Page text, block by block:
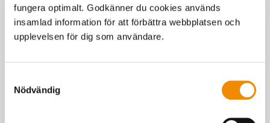
fungera optimalt. Godkänner du cookies används
insamlad information för att förbättra webbplatsen och
upplevelsen för dig som användare.
Nödvändig
Du kanske också är intresserad av